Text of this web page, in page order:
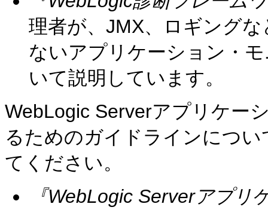
理者が、JMX、ロギング
ないアプリケーション・
いて説明しています。
WebLogic Serverアプリケー
るためのガイドラインにつ
てください。
『WebLogic Serverアプリ